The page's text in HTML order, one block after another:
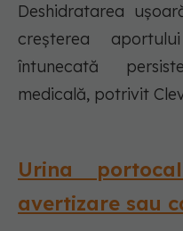
Deshidratarea
creșterea
întunecată
medicală, potrivit
Urina
avertizare sau